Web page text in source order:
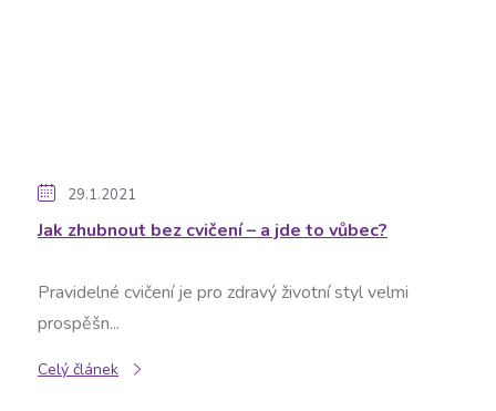
29.1.2021
Jak zhubnout bez cvičení – a jde to vůbec?
Pravidelné cvičení je pro zdravý životní styl velmi
prospěšn...
Celý článek